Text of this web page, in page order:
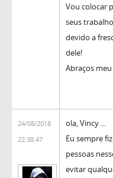
Vou colocar
seus
devido a
dele!
Abraços
24/08/2018
22:38:47
ola, Vincy ...
Eu sempre
pessoas
evitar